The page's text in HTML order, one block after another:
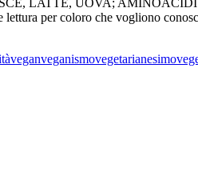
LATTE, UOVA;
per coloro che vogliono
veganveganismovegetarianesimo